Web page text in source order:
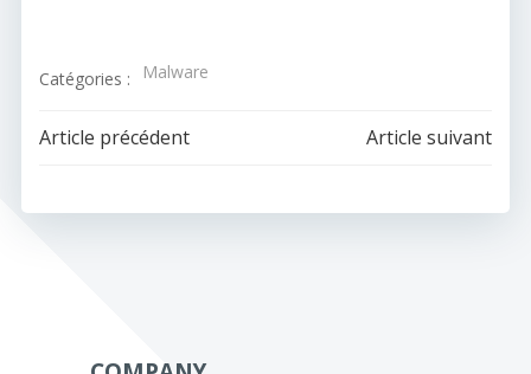
Catégories : Malware
Navigation
de
Article précédent
Navigation
de
Article suivant